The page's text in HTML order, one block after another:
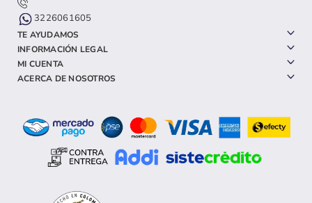
3226061605
TE AYUDAMOS
INFORMACIÓN LEGAL
MI CUENTA
ACERCA DE NOSOTROS